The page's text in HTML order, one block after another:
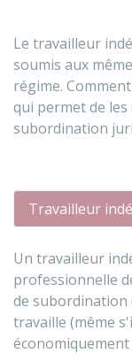
Le travailleur
soumis aux
régime.
qui permet de
subordination
Travailleur
Un travailleur
professionnelle
de subordination
travaille (même